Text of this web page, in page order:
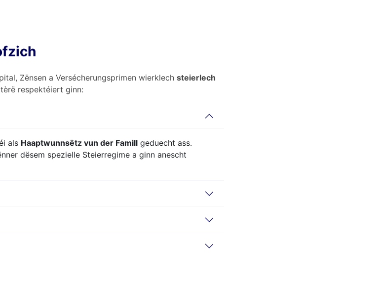
Zënsen a Versécherungsprimen wierklech steierlech
respektéiert ginn:
als Haaptwunnsëtz vun der Famill geduecht ass.
dësem spezielle Steierregime a ginn anescht